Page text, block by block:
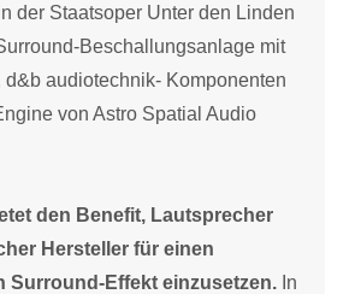
der Staatsoper Unter den Linden
Beschallungsanlage mit
d&b audiotechnik- Komponenten
von Astro Spatial Audio
den Benefit, Lautsprecher
Hersteller für einen
Surround-Effekt einzusetzen. In